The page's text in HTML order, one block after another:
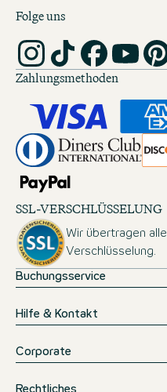
Folge uns
Zahlungsmethoden
SSL-VERSCHLÜSSELUNG
Wir übertragen
Verschlüsselung.
Buchungsservice
Hilfe & Kontakt
Corporate